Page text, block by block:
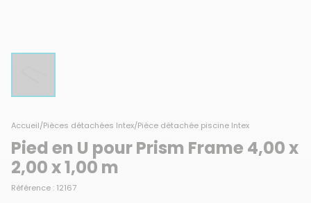
Accueil/Pièces détachées Intex/Pièce détachée piscine Intex
Pied en U pour Prism Frame 4,00 x
2,00 x 1,00 m
Référence : 12167